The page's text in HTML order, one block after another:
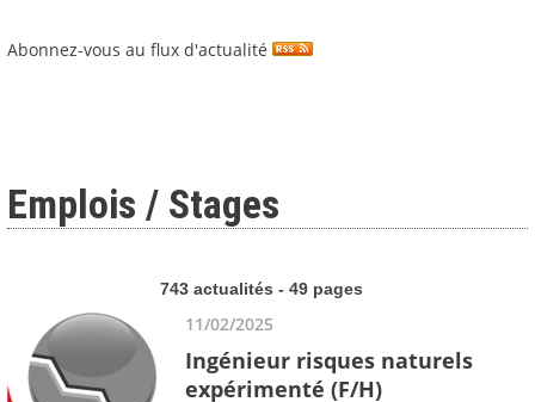
Abonnez-vous au flux d'actualité
Emplois / Stages
743 actualités - 49 pages
11/02/2025
Ingénieur risques naturels
expérimenté (F/H)